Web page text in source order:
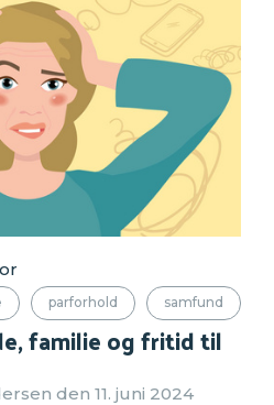
parforhold samfund
familie og fritid til
den 11. juni 2024